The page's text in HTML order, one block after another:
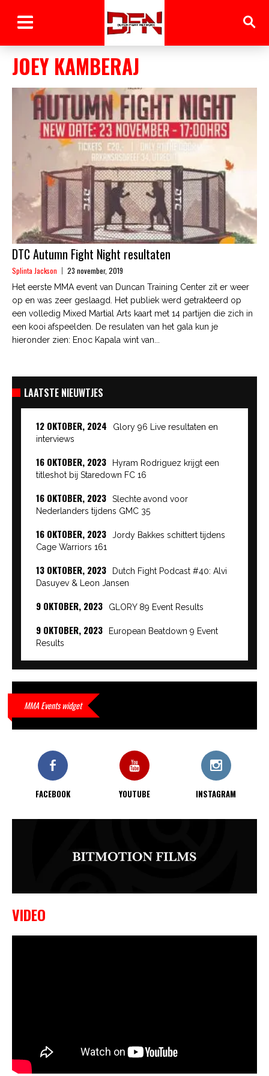
JOEY KAMBERAJ
DTC Autumn Fight Night resultaten
Splinta Jackson 23 november, 2019
Het eerste MMA event van Duncan Training Center zit er weer
op en was zeer geslaagd. Het publiek werd getrakteerd op
een volledig Mixed Martial Arts kaart met 14 partijen die zich in
een kooi afspeelden. De resulaten van het gala kun je
hieronder zien: Enoc Kapala wint van...
LAATSTE NIEUWTJES
12 OKTOBER, 2024
Glory 96 Live resultaten en
interviews
16 OKTOBER, 2023
Hyram Rodriguez krijgt een
titleshot bij Staredown FC 16
16 OKTOBER, 2023
Slechte avond voor
Nederlanders tijdens GMC 35
16 OKTOBER, 2023
Jordy Bakkes schittert tijdens
Cage Warriors 161
13 OKTOBER, 2023
Dutch Fight Podcast #40: Alvi
Dasuyev & Leon Jansen
9 OKTOBER, 2023 GLORY 89 Event Results
9 OKTOBER, 2023
European Beatdown 9 Event
Results
9 OKTOBER, 2023
waar hij van gemaakt is…
KO bij CWA Lowlands 7
MMA Events widget
FACEBOOK YOUTUBE INSTAGRAM
VIDEO